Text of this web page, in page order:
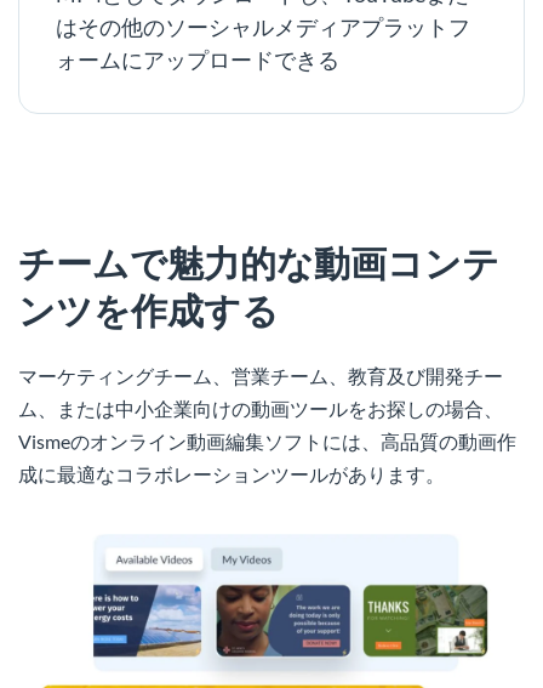
はその他のソーシャルメディアプラットフ
ォームにアップロードできる
チームで魅力的な動画コンテ
ンツを作成する
マーケティングチーム、営業チーム、教育及び開発チー
ム、または中小企業向けの動画ツールをお探しの場合、
Vismeのオンライン動画編集ソフトには、高品質の動画作
成に最適なコラボレーションツールがあります。